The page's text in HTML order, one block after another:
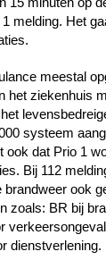
melding. Het
meestal
het ziekenhuis
systeem
ook dat Prio 1
Bij 112
ook
zoals: BR bij
dienstverlening.